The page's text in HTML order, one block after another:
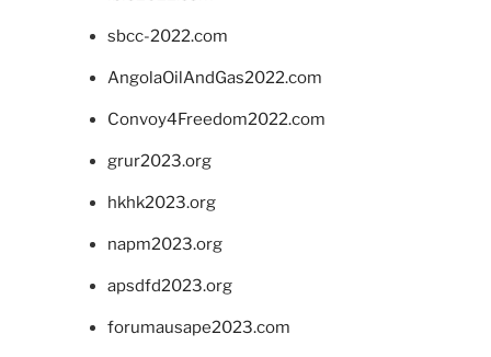
sbcc-2022.com
AngolaOilAndGas2022.com
Convoy4Freedom2022.com
grur2023.org
hkhk2023.org
napm2023.org
apsdfd2023.org
forumausape2023.com